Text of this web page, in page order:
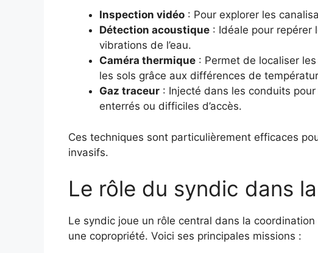
Inspection vidéo : Pour explorer les
Détection acoustique : Idéale pour repérer
vibrations de l’eau.
Caméra thermique : Permet de localiser
les sols grâce aux différences de
Gaz traceur : Injecté dans les conduits
enterrés ou difficiles d’accès.
Ces techniques sont particulièrement efficaces
invasifs.
Le rôle du syndic dans
Le syndic joue un rôle central dans la
une copropriété. Voici ses principales missions :